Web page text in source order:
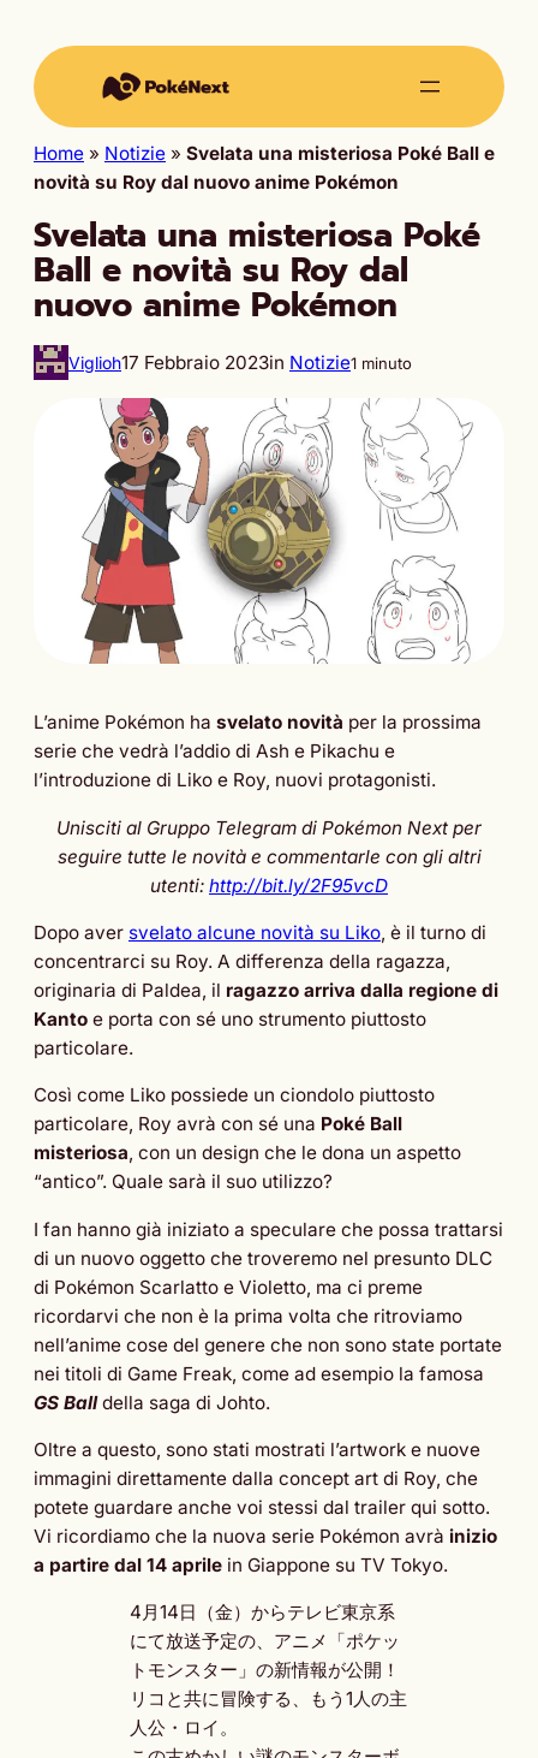
Home » Notizie » Svelata una misteriosa Poké Ball e
novità su Roy dal nuovo anime Pokémon
Svelata una misteriosa Poké
Ball e novità su Roy dal
nuovo anime Pokémon
Viglioh17 Febbraio 2023in Notizie1 minuto
L’anime Pokémon ha svelato novità per la prossima
serie che vedrà l’addio di Ash e Pikachu e
l’introduzione di Liko e Roy, nuovi protagonisti.
Unisciti al Gruppo Telegram di Pokémon Next per
seguire tutte le novità e commentarle con gli altri
utenti: http://bit.ly/2F95vcD
Dopo aver svelato alcune novità su Liko, è il turno di
concentrarci su Roy. A differenza della ragazza,
originaria di Paldea, il ragazzo arriva dalla regione di
Kanto e porta con sé uno strumento piuttosto
particolare.
Così come Liko possiede un ciondolo piuttosto
particolare, Roy avrà con sé una Poké Ball
misteriosa, con un design che le dona un aspetto
“antico”. Quale sarà il suo utilizzo?
I fan hanno già iniziato a speculare che possa trattarsi
di un nuovo oggetto che troveremo nel presunto DLC
di Pokémon Scarlatto e Violetto, ma ci preme
ricordarvi che non è la prima volta che ritroviamo
nell’anime cose del genere che non sono state portate
nei titoli di Game Freak, come ad esempio la famosa
GS Balldella saga di Johto.
Oltre a questo, sono stati mostrati l’artwork e nuove
immagini direttamente dalla concept art di Roy, che
potete guardare anche voi stessi dal trailer qui sotto.
Vi ricordiamo che la nuova serie Pokémon avrà inizio
a partire dal 14 aprile in Giappone su TV Tokyo.
4月14日（金）からテレビ東京系
にて放送予定の、アニメ「ポケッ
トモンスター」の新情報が公開！
リコと共に冒険する、もう1人の主
人公・ロイ。